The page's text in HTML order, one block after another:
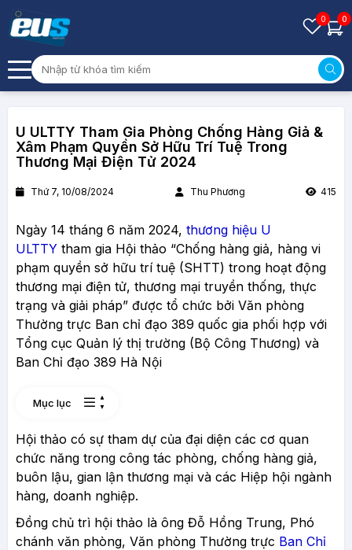
0 0
U ULTTY Tham Gia Phòng Chống Hàng Giả &
Xâm Phạm Quyền Sở Hữu Trí Tuệ Trong
Thương Mại Điện Tử 2024
Thứ 7, 10/08/2024 Thu Phương 415
Ngày 14 tháng 6 năm 2024, thương hiệu U
ULTTY tham gia Hội thảo “Chống hàng giả, hàng vi
phạm quyền sở hữu trí tuệ (SHTT) trong hoạt động
thương mại điện tử, thương mại truyền thống, thực
trạng và giải pháp” được tổ chức bởi Văn phòng
Thường trực Ban chỉ đạo 389 quốc gia phối hợp với
Tổng cục Quản lý thị trường (Bộ Công Thương) và
Ban Chỉ đạo 389 Hà Nội
Mục lục
Hội thảo có sự tham dự của đại diện các cơ quan
chức năng trong công tác phòng, chống hàng giả,
buôn lậu, gian lận thương mại và các Hiệp hội ngành
hàng, doanh nghiệp.
Đồng chủ trì hội thảo là ông Đỗ Hồng Trung, Phó
chánh văn phòng, Văn phòng Thường trực Ban Chỉ